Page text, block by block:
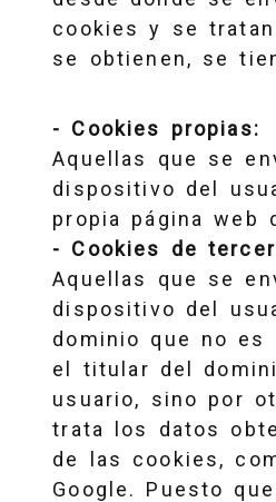
cookies y se
se obtienen, se
- Cookies propias:
Aquellas que se
dispositivo del
propia página web
- Cookies de
Aquellas que se
dispositivo del
dominio que no es
el titular del
usuario, sino por
trata los datos
de las cookies,
Google. Puesto